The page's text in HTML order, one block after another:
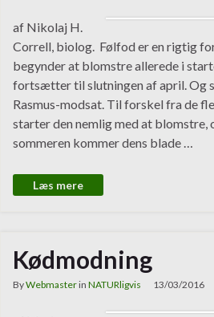
af Nikolaj H.
Correll, biolog. Følfod er en rigtig
begynder at blomstre allerede i
fortsætter til slutningen af april. Og
Rasmus-modsat. Til forskel fra de
starter den nemlig med at blomstre,
sommeren kommer dens blade …
Læs mere
Kødmodning
ByWebmaster in NATURligvis 13/03/2016